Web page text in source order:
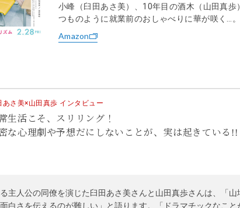
小峰（臼田あさ美）、10年目の酒木（山田真歩
つものように就業前のおしゃべりに華が咲く…。
Amazon
あさ美×山田真歩 インタビュー
生活こそ、スリリング！
な心理劇や予想だにしないことが、実は起きている!!
主人公の同僚を演じた臼田あさ美さんと山田真歩さんは、「山
白さを伝えるのが難しい」と語ります。「ドラマチックなこと